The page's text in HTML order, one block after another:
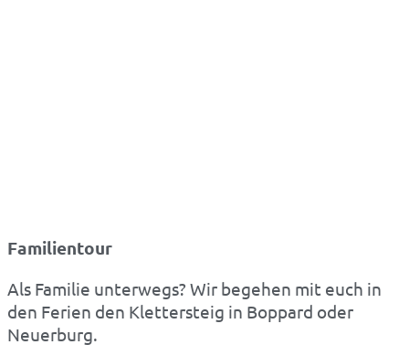
Familientour
Als Familie unterwegs? Wir begehen mit euch in
den Ferien den Klettersteig in Boppard oder
Neuerburg.